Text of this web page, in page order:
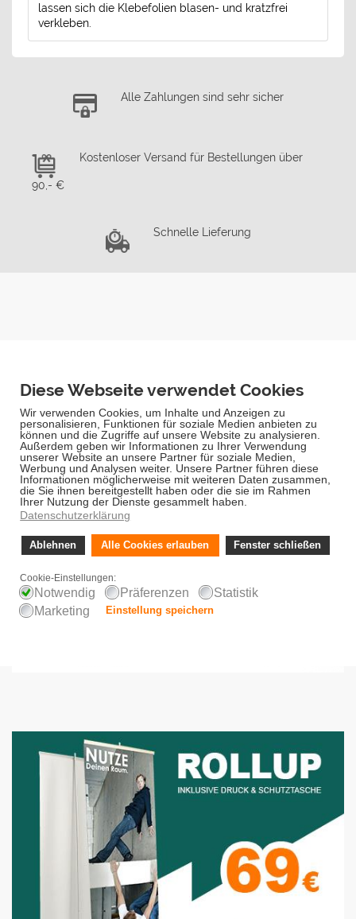
lassen sich die Klebefolien blasen- und kratzfrei
verkleben.
Alle Zahlungen sind sehr sicher
Kostenloser Versand für Bestellungen über
90,- €
Schnelle Lieferung